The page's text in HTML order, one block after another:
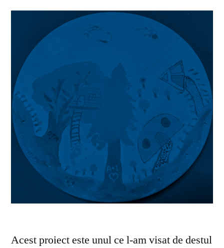
Acest proiect este unul ce l-am visat de destul